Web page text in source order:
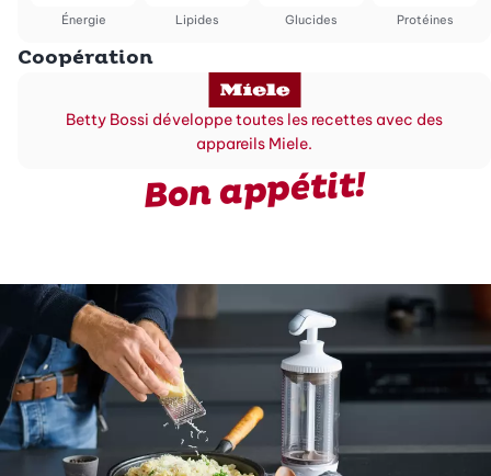
Énergie Lipides Glucides Protéines
Coopération
Betty Bossi développe toutes les recettes avec des
appareils Miele.
Bon appétit!